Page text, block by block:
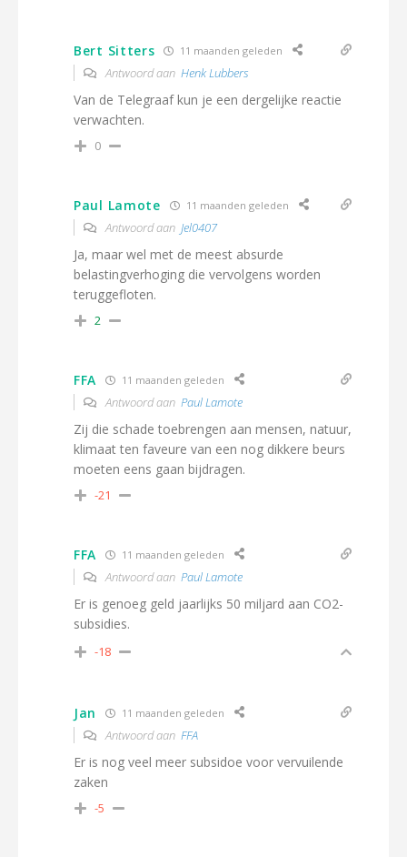
Bert Sitters 11 maanden geleden
Antwoord aan Henk Lubbers
Van de Telegraaf kun je een dergelijke reactie
verwachten.
0
Paul Lamote 11 maanden geleden
Antwoord aan Jel0407
Ja, maar wel met de meest absurde
belastingverhoging die vervolgens worden
teruggefloten.
2
FFA 11 maanden geleden
Antwoord aan Paul Lamote
Zij die schade toebrengen aan mensen, natuur,
klimaat ten faveure van een nog dikkere beurs
moeten eens gaan bijdragen.
-21
FFA 11 maanden geleden
Antwoord aan Paul Lamote
Er is genoeg geld jaarlijks 50 miljard aan CO2-
subsidies.
-18
Jan 11 maanden geleden
Antwoord aan FFA
Er is nog veel meer subsidoe voor vervuilende
zaken
-5